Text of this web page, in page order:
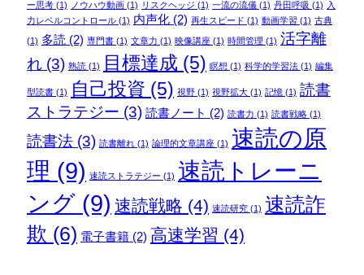
ー思考(1) ノウハウ動画(1) リスクヘッジ (1) 一流の流儀(1) 丹田呼吸 (1) 入
力レベルコントロール(1) 内声化(2) 再生スピード (1) 動画学習 (1) 古典
(1) 多読 (2) 専門書(1) 文章力 (1) 映像講座(1) 時間管理 (1) 活字離
れ(3) 熟読(1) 目標達成 (5) 瞑想 (1) 科学的学習法(1) 編集
型読書(1) 自己投資 (5) 視野(1) 視野拡大(1) 記憶(1) 読書
ストラテジー (3) 読書ノート (2) 読書力 (1) 読書戦略(1)
読書法(3) 読書離れ(1) 論理的文章講座(1) 速読の原
理 (9) 速読ストラテジー (1) 速読トレーニ
ング(9) 速読戦略 (4) 速読研究(1) 速読詐
欺 (6) 電子書籍(2) 高速学習 (4)